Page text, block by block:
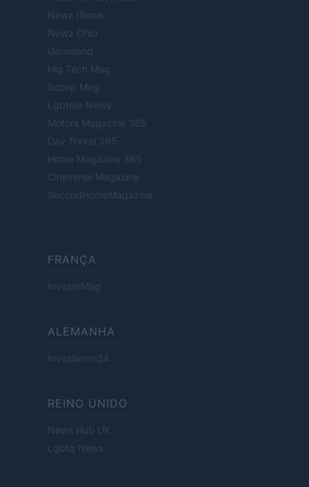
Newz Illinois
Newz Ohio
Gameland
Hig Tech Mag
Scoop Mag
Lgbtqia News
Motors Magazine 365
Day Travel 365
Home Magazine 365
Cineverse Magazine
SecondHomeMagazine
FRANÇA
InvestirMag
ALEMANHA
Investieren24
REINO UNIDO
News Hub UK
Lgbtq News